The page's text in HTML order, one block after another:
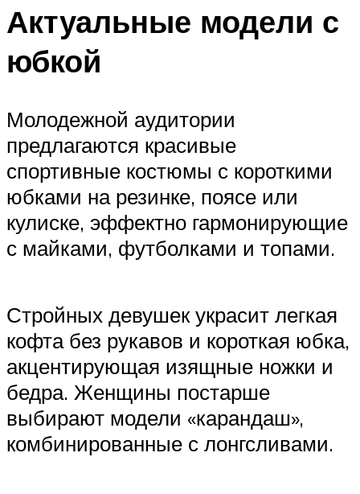
Актуальные модели с
юбкой
Молодежной аудитории
предлагаются красивые
спортивные костюмы с короткими
юбками на резинке, поясе или
кулиске, эффектно гармонирующие
с майками, футболками и топами.
Стройных девушек украсит легкая
кофта без рукавов и короткая юбка,
акцентирующая изящные ножки и
бедра. Женщины постарше
выбирают модели «карандаш»,
комбинированные с лонгсливами.